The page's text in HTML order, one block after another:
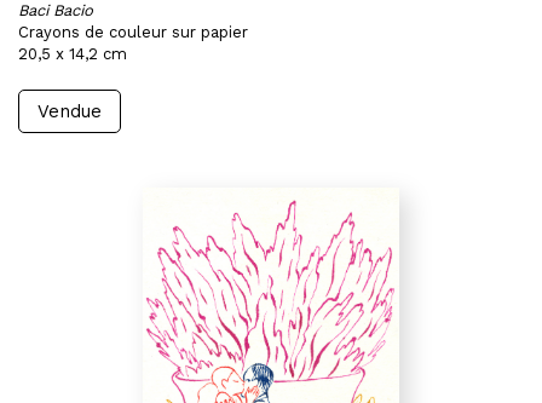
Baci Bacio
Crayons de couleur sur papier
20,5 x 14,2 cm
Vendue